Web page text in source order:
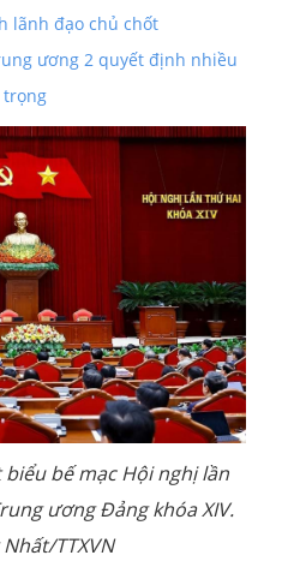
lãnh đạo chủ chốt
ương 2 quyết định nhiều
trọng
bế mạc Hội nghị lần
ương Đảng khóa XIV.
TTXVN